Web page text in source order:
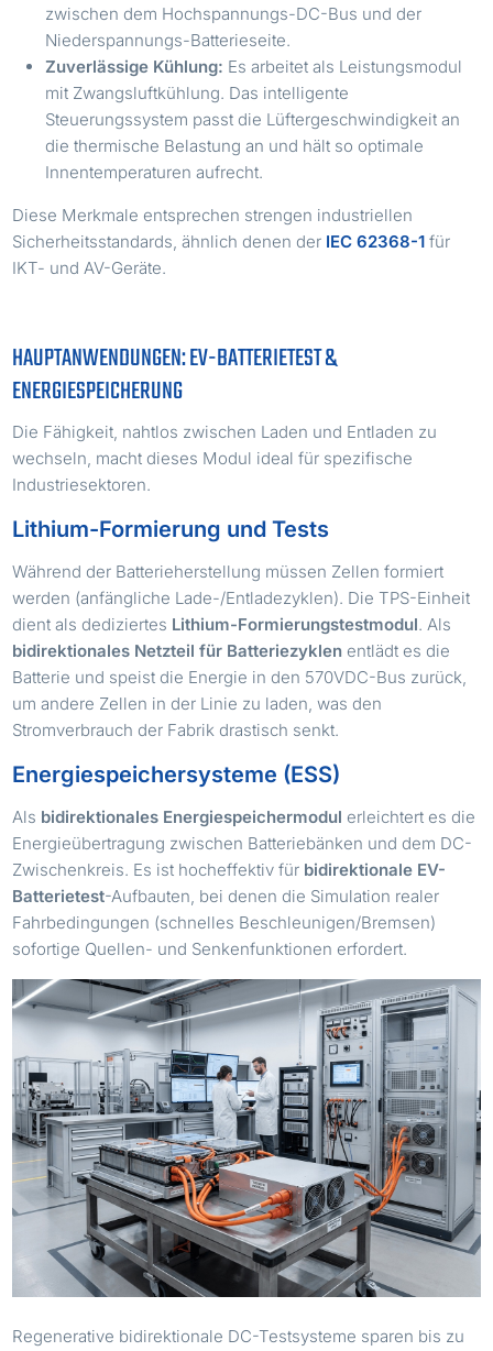
zwischen dem Hochspannungs-DC-Bus und der
Niederspannungs-Batterieseite.
Zuverlässige Kühlung: Es arbeitet als Leistungsmodul
mit Zwangsluftkühlung. Das intelligente
Steuerungssystem passt die Lüftergeschwindigkeit an
die thermische Belastung an und hält so optimale
Innentemperaturen aufrecht.
Diese Merkmale entsprechen strengen industriellen
Sicherheitsstandards, ähnlich denen der IEC 62368-1 für
IKT- und AV-Geräte.
HAUPTANWENDUNGEN: EV-BATTERIETEST &
ENERGIESPEICHERUNG
Die Fähigkeit, nahtlos zwischen Laden und Entladen zu
wechseln, macht dieses Modul ideal für spezifische
Industriesektoren.
Lithium-Formierung und Tests
Während der Batterieherstellung müssen Zellen formiert
werden (anfängliche Lade-/Entladezyklen). Die TPS-Einheit
dient als dediziertes Lithium-Formierungstestmodul. Als
bidirektionales Netzteil für Batteriezyklen entlädt es die
Batterie und speist die Energie in den 570VDC-Bus zurück,
um andere Zellen in der Linie zu laden, was den
Stromverbrauch der Fabrik drastisch senkt.
Energiespeichersysteme (ESS)
Als bidirektionales Energiespeichermodul erleichtert es die
Energieübertragung zwischen Batteriebänken und dem DC-
Zwischenkreis. Es ist hocheffektiv für bidirektionale EV-
Batterietest-Aufbauten, bei denen die Simulation realer
Fahrbedingungen (schnelles Beschleunigen/Bremsen)
sofortige Quellen- und Senkenfunktionen erfordert.
Regenerative bidirektionale DC-Testsysteme sparen bis zu